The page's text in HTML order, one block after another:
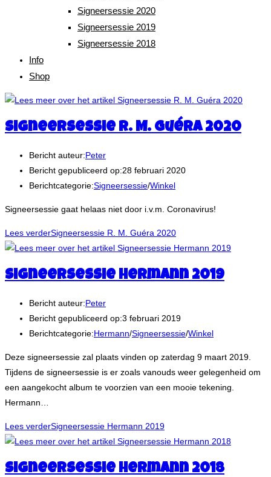
Signeersessie 2020
Signeersessie 2019
Signeersessie 2018
Info
Shop
Signeersessie R. M. Guéra 2020
Bericht auteur:Peter
Bericht gepubliceerd op:28 februari 2020
Berichtcategorie:Signeersessie/Winkel
Signeersessie gaat helaas niet door i.v.m. Coronavirus!
Lees verderSigneersessie R. M. Guéra 2020
Signeersessie Hermann 2019
Bericht auteur:Peter
Bericht gepubliceerd op:3 februari 2019
Berichtcategorie:Hermann/Signeersessie/Winkel
Deze signeersessie zal plaats vinden op zaterdag 9 maart 2019.
Tijdens de signeersessie is er zoals vanouds weer gelegenheid om
een aangekocht album te voorzien van een mooie tekening.
Hermann…
Lees verderSigneersessie Hermann 2019
Signeersessie Hermann 2018